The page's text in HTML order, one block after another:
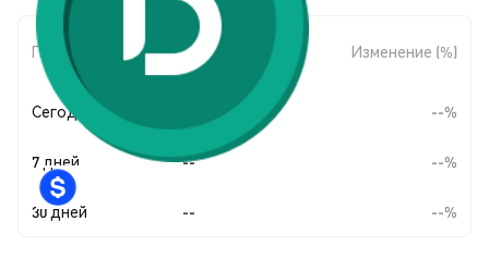
Период
Изменение
суммы
Изменение (%)
Сегодня --%
7 дней -- --%
30 дней -- --%